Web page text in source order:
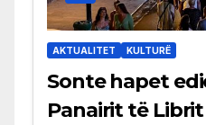
AKTUALITET KULTURË
Sonte hapet
Panairit të